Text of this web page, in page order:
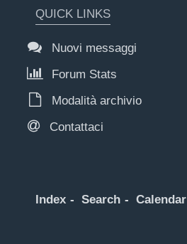
QUICK LINKS
Nuovi messaggi
Forum Stats
Modalità archivio
Contattaci
Index Search Calendar